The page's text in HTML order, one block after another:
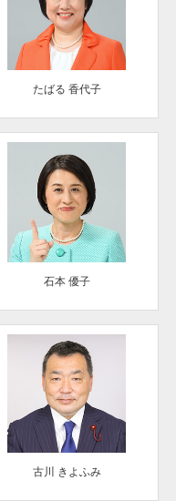
たばる 香代子
石本 優子
古川 きよふみ